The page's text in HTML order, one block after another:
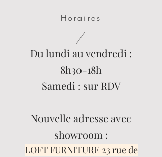
Horaires
Du lundi au vendredi :
8h30-18h
Samedi : sur RDV
Nouvelle adresse avec
showroom :
LOFT FURNITURE 23 rue de